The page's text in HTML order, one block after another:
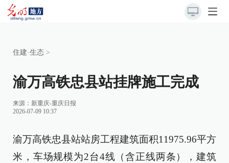
住建·生态 >
渝万高铁忠县站挂牌施工完成
来源： 新重庆-重庆日报
2026-07-09 10:37
渝万高铁忠县站站房工程建筑面积11975.96平方
米，车场规模为2台4线（含正线两条），建筑